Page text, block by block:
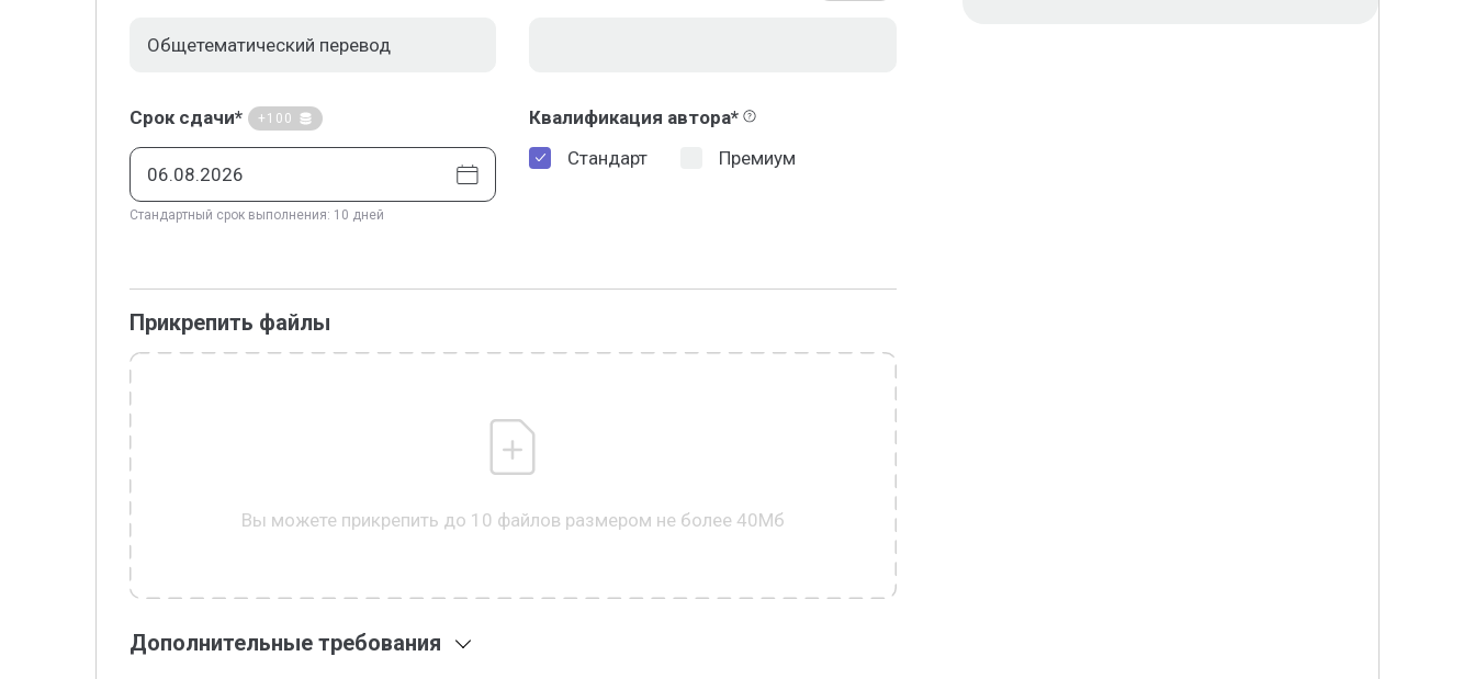
Срок сдачи* +100
Стандартный срок выполнения: 10 дней
Квалификация автора*
Стандарт
Премиум
Прикрепить файлы
Вы можете прикрепить до 10 файлов размером не более 40Мб
Дополнительные требования